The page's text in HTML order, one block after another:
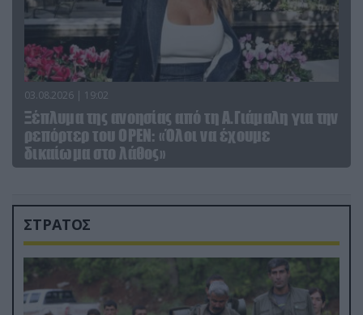
03.08.2026 | 19:02
Ξέπλυμα της ανοησίας από τη Α.Γιάμαλη για την
ρεπόρτερ του ΟΡΕΝ: «Όλοι να έχουμε
δικαίωμα στο λάθος»
ΣΤΡΑΤΟΣ